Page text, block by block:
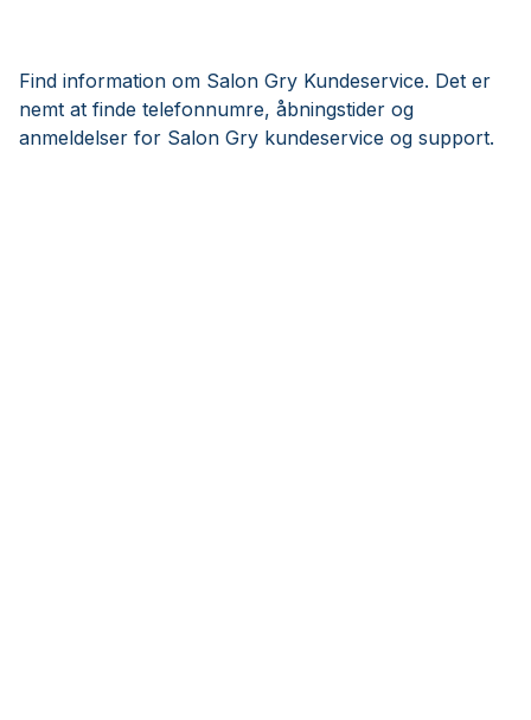
Find information om Salon Gry Kundeservice. Det er
nemt at finde telefonnumre, åbningstider og
anmeldelser for Salon Gry kundeservice og support.